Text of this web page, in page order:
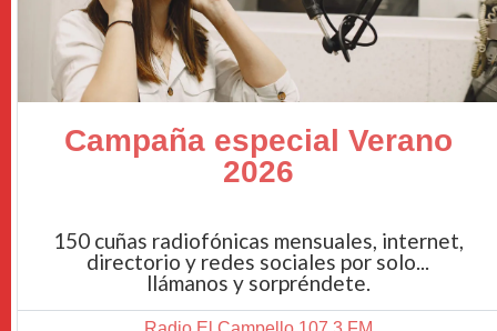
Campaña especial Verano
2026
150 cuñas radiofónicas mensuales, internet,
directorio y redes sociales por solo...
llámanos y sorpréndete.